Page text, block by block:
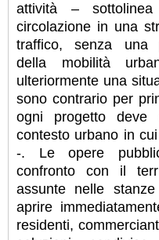
attività –
circolazione in una
traffico, senza una
della mobilità
ulteriormente una
sono contrario per
ogni progetto deve
contesto urbano in
-. Le opere
confronto con il
assunte nelle
aprire
residenti,